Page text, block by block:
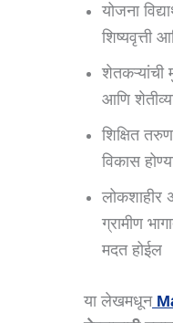
योजना
शिष्यवृत्ती
शेतकऱ्यांची
आणि
शिक्षित
विकास
लोकशाहीर
ग्रामीण
मदत होईल
या लेखमधून